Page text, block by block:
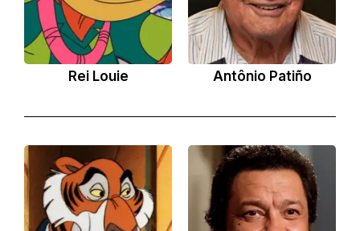
Rei Louie Antônio Patiño